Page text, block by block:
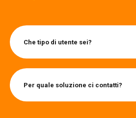
Che tipo di utente sei?
Per quale soluzione ci contatti?